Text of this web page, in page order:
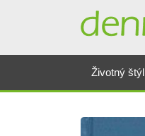
Životný štýl